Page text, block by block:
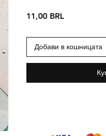
11,00 BRLЦена
Добави в кошницата